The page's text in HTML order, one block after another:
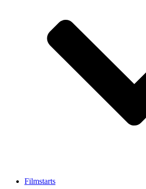
Filmstarts